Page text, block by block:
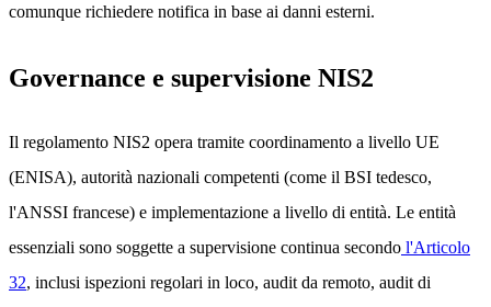
comunque richiedere notifica in base ai danni esterni.
Governance e supervisione NIS2
Il regolamento NIS2 opera tramite coordinamento a livello UE
(ENISA), autorità nazionali competenti (come il BSI tedesco,
l'ANSSI francese) e implementazione a livello di entità. Le entità
essenziali sono soggette a supervisione continua secondo l'Articolo
32, inclusi ispezioni regolari in loco, audit da remoto, audit di